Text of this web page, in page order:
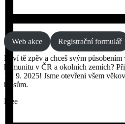
Web akce
Registrační formulář
Baví tě zpěv a chceš svým
komunitu v ČR a okolních zemích?
10. 9. 2025! Jsme otevřeni všem
hlasům.
Free